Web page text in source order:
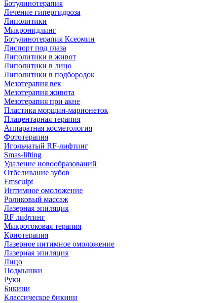
Ботулинотерапия
Лечение гипергидроза
Липолитики
Микронидлинг
Ботулинотерапия Ксеомин
Диспорт под глаза
Липолитики в живот
Липолитики в лицо
Липолитики в подбородок
Мезотерапия век
Мезотерапия живота
Мезотерапия при акне
Пластика морщин-марионеток
Плацентарная терапия
Аппаратная косметология
Фототерапия
Игольчатый RF-лифтинг
Smas-lifting
Удаление новообразований
Отбеливание зубов
Emsculpt
Интимное омоложение
Роликовый массаж
Лазерная эпиляция
RF лифтинг
Микротоковая терапия
Криотерапия
Лазерное интимное омоложение
Лазерная эпиляция
Лицо
Подмышки
Руки
Бикини
Классическое бикини